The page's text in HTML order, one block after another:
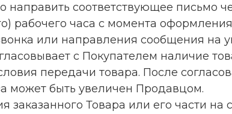
направить соответствующее письмо
рабочего часа с момента
или направления сообщения на
с Покупателем наличие
передачи товара. После
может быть увеличен Продавцом.
заказанного Товара или его части